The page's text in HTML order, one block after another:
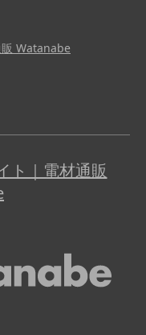
Watanabe
ト｜電材通販